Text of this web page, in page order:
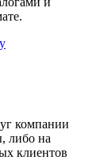
компании
либо на
клиентов